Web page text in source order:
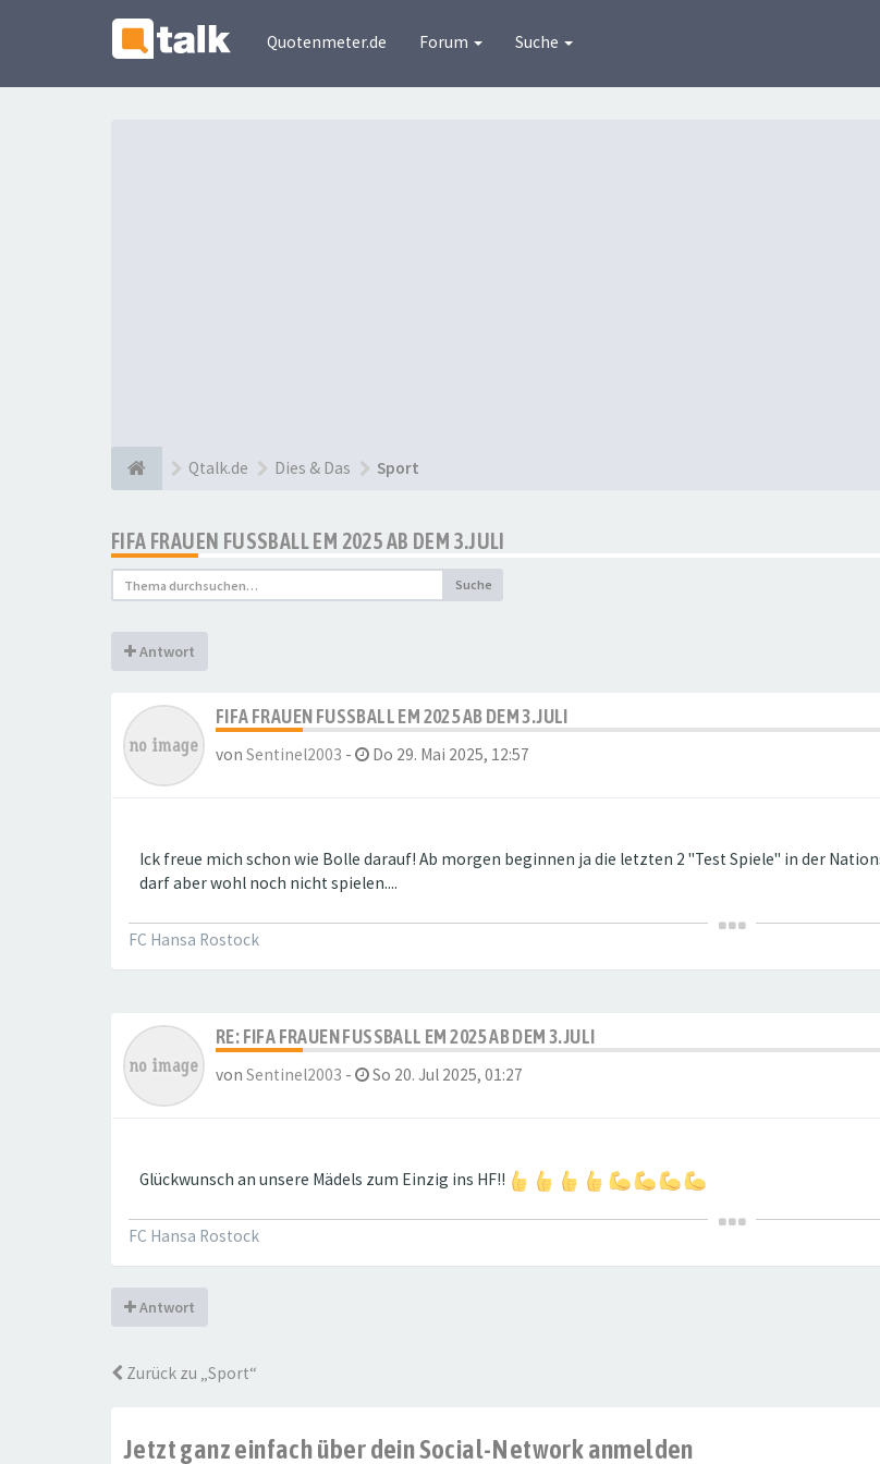
Quotenmeter.de Forum Suche
Qtalk.de Dies & Das Sport
FIFA FRAUEN FUSSBALL EM 2025 AB DEM 3.JULI
Suche
Antwort
FIFA FRAUEN FUSSBALL EM 2025 AB DEM 3.JULI
von Sentinel2003 - Do 29. Mai 2025, 12:57
Ick freue mich schon wie Bolle darauf! Ab morgen beginnen ja die letzten 2 "Test Spiele" in der
darf aber wohl noch nicht spielen....
FC Hansa Rostock
RE: FIFA FRAUEN FUSSBALL EM 2025 AB DEM 3.JULI
von Sentinel2003 - So 20. Jul 2025, 01:27
Glückwunsch an unsere Mädels zum Einzig ins HF!!
FC Hansa Rostock
Antwort
Zurück zu „Sport“
Jetzt ganz einfach über dein Social-Network anmelden